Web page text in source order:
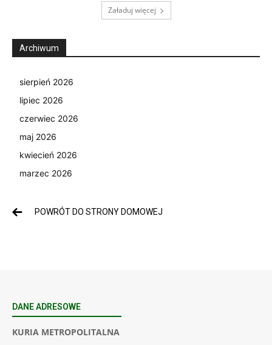
Załaduj więcej
Archiwum
sierpień 2026
lipiec 2026
czerwiec 2026
maj 2026
kwiecień 2026
marzec 2026
POWRÓT DO STRONY DOMOWEJ
DANE ADRESOWE
KURIA METROPOLITALNA